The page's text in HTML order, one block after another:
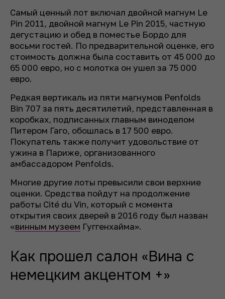
Самый ценный лот включал двойной магнум Le
Pin 2011, двойной магнум Le Pin 2015, частную
дегустацию и обед в поместье Бордо для
восьми гостей. По предварительной оценке, его
стоимость должна была составить от 45 000 до
65 000 евро, но с молотка он ушел за 75 000
евро.
Редкая вертикаль из пяти магнумов Penfolds
Bin 707 за пять десятилетий, представленная в
коробках, подписанных главным виноделом
Питером Гаго, обошлась в 17 500 евро.
Покупатель также получит удовольствие от
ужина в Париже, организованного
амбассадором Penfolds.
Многие другие лоты превысили свои верхние
оценки. Средства пойдут на продолжение
работы Cité du Vin, который с момента
открытия своих дверей в 2016 году был назван
«винным музеем Гуггенхайма».
Как прошел салон «Вина с
немецким акцентом +»